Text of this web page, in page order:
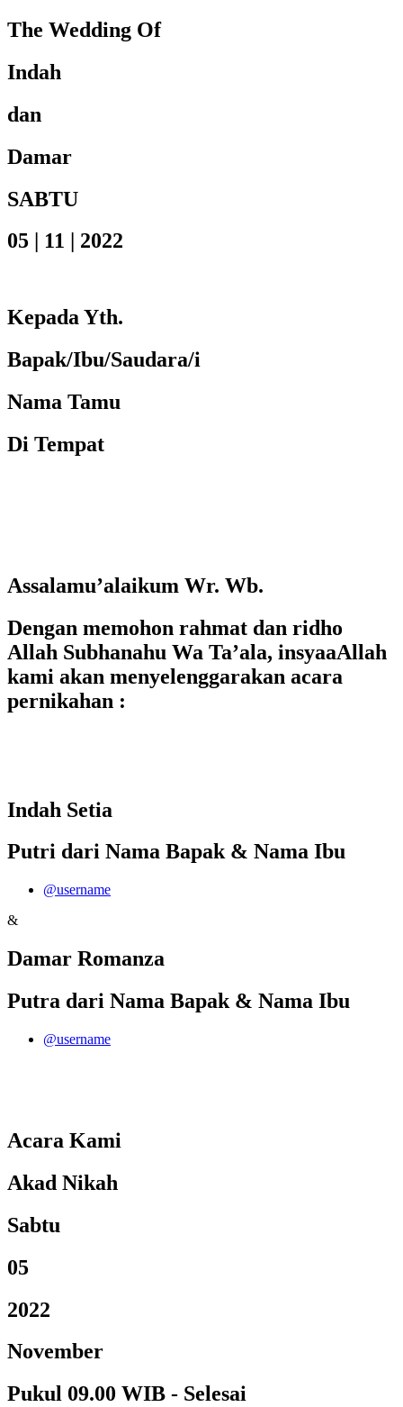
The Wedding Of
Indah
dan
Damar
SABTU
05 | 11 | 2022
Kepada Yth.
Bapak/Ibu/Saudara/i
Nama Tamu
Di Tempat
Assalamu’alaikum Wr. Wb.
Dengan memohon rahmat dan ridho
Allah Subhanahu Wa Ta’ala, insyaaAllah
kami akan menyelenggarakan acara
pernikahan :
Indah Setia
Putri dari Nama Bapak & Nama Ibu
@username
&
Damar Romanza
Putra dari Nama Bapak & Nama Ibu
@username
Acara Kami
Akad Nikah
Sabtu
05
2022
November
Pukul 09.00 WIB - Selesai